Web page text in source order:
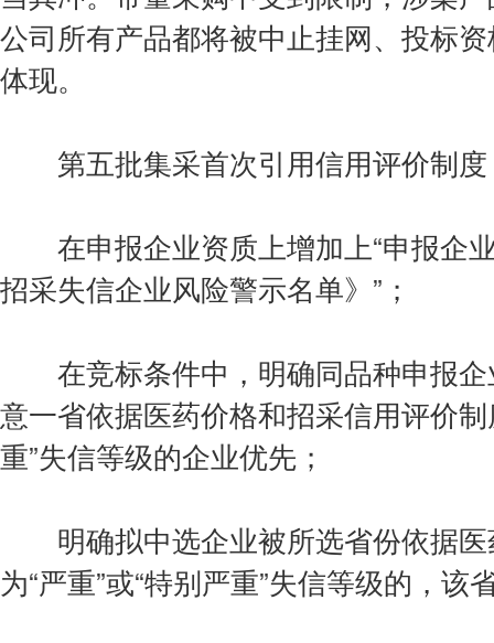
公司所有产品都将被中止挂网、投标
体现。
第五批集采首次引用信用评价制度
在申报企业资质上增加上“申报企
招采失信企业风险警示名单》”；
在竞标条件中，明确同品种申报企
意一省依据医药价格和招采信用评价制
重”失信等级的企业优先；
明确拟中选企业被所选省份依据医
为“严重”或“特别严重”失信等级的，